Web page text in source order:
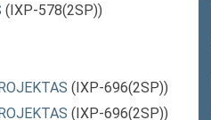
(IXP-578(2SP))
(IXP-696(2SP))
(IXP-696(2SP))